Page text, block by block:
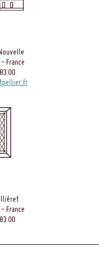
France
00
France
00